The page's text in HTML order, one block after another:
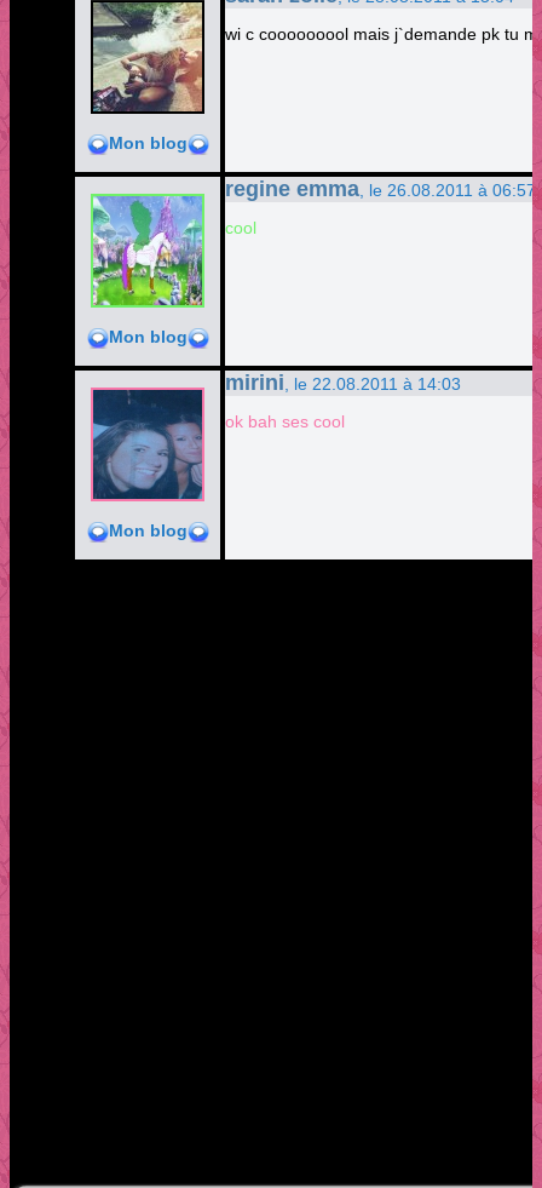
Mon blog
wi c cooooooool mais j`demande pk tu
Mon blog
regine emma , le 26.08.2011 à 06:57
cool
Mon blog
mirini , le 22.08.2011 à 14:03
ok bah ses cool